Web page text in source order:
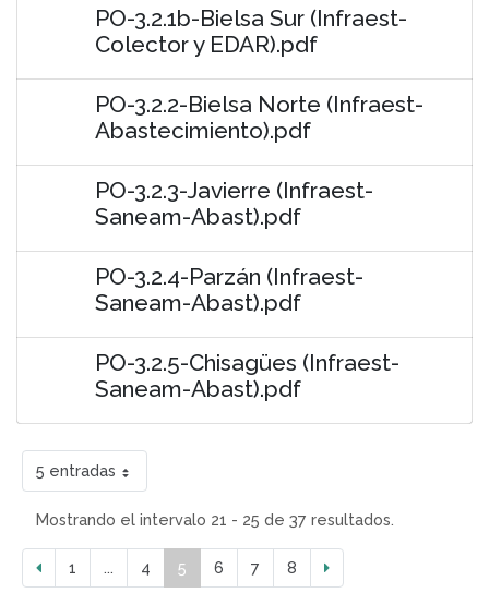
PO-3.2.1b-Bielsa Sur (Infraest-
Colector y EDAR).pdf
PO-3.2.2-Bielsa Norte (Infraest-
Abastecimiento).pdf
PO-3.2.3-Javierre (Infraest-
Saneam-Abast).pdf
PO-3.2.4-Parzán (Infraest-
Saneam-Abast).pdf
PO-3.2.5-Chisagües (Infraest-
Saneam-Abast).pdf
5 entradas
Mostrando el intervalo 21 - 25 de 37 resultados.
1 ... 4 5 6 7 8